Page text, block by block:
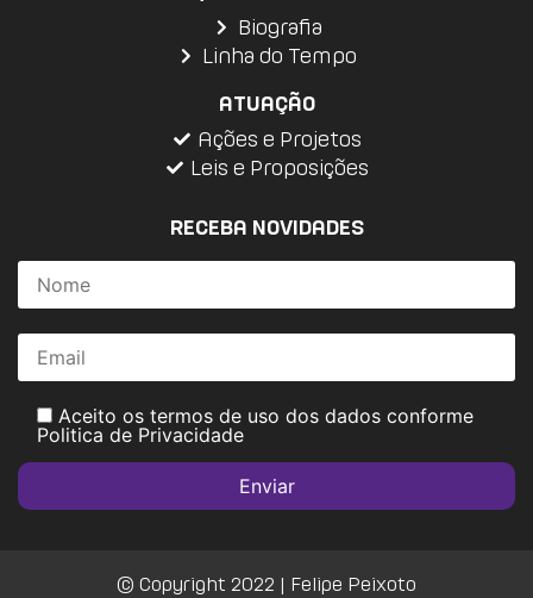
Biografia
Linha do Tempo
ATUAÇÃO
Ações e Projetos
Leis e Proposições
RECEBA NOVIDADES
Aceito os termos de uso dos dados conforme
Politica de Privacidade
© Copyright 2022 | Felipe Peixoto